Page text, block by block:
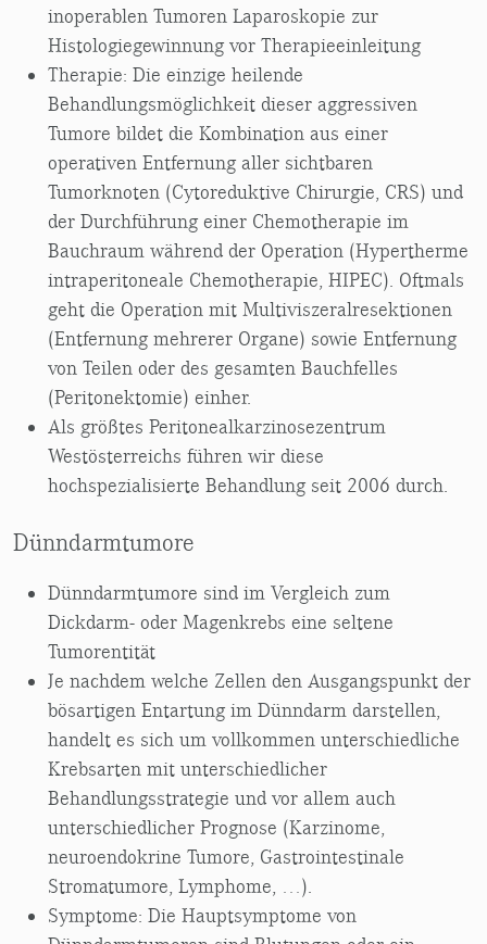
inoperablen Tumoren Laparoskopie zur
Histologiegewinnung vor Therapieeinleitung
Therapie: Die einzige heilende
Behandlungsmöglichkeit dieser aggressiven
Tumore bildet die Kombination aus einer
operativen Entfernung aller sichtbaren
Tumorknoten (Cytoreduktive Chirurgie, CRS) und
der Durchführung einer Chemotherapie im
Bauchraum während der Operation (Hypertherme
intraperitoneale Chemotherapie, HIPEC). Oftmals
geht die Operation mit Multiviszeralresektionen
(Entfernung mehrerer Organe) sowie Entfernung
von Teilen oder des gesamten Bauchfelles
(Peritonektomie) einher.
Als größtes Peritonealkarzinosezentrum
Westösterreichs führen wir diese
hochspezialisierte Behandlung seit 2006 durch.
Dünndarmtumore
Dünndarmtumore sind im Vergleich zum
Dickdarm- oder Magenkrebs eine seltene
Tumorentität
Je nachdem welche Zellen den Ausgangspunkt der
bösartigen Entartung im Dünndarm darstellen,
handelt es sich um vollkommen unterschiedliche
Krebsarten mit unterschiedlicher
Behandlungsstrategie und vor allem auch
unterschiedlicher Prognose (Karzinome,
neuroendokrine Tumore, Gastrointestinale
Stromatumore, Lymphome, …).
Symptome: Die Hauptsymptome von